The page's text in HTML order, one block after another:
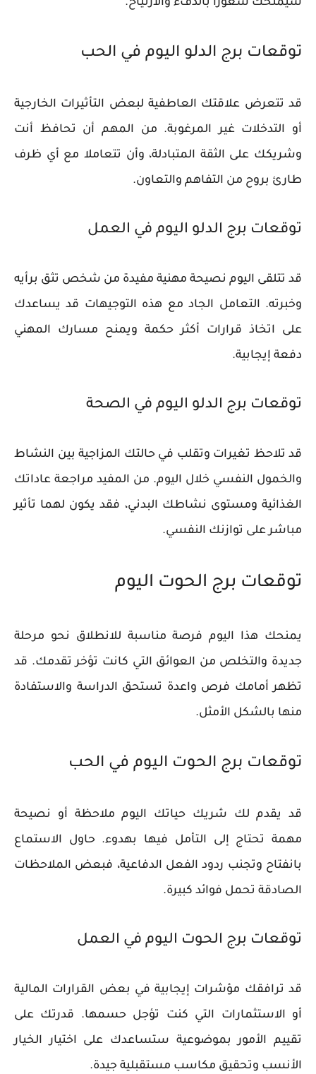
سيمنحك شعورًا بالدفء والارتياح.
توقعات برج الدلو اليوم في الحب
قد تتعرض علاقتك العاطفية لبعض التأثيرات الخارجية
أو التدخلات غير المرغوبة. من المهم أن تحافظ أنت
وشريكك على الثقة المتبادلة، وأن تتعاملا مع أي ظرف
طارئ بروح من التفاهم والتعاون.
توقعات برج الدلو اليوم في العمل
قد تتلقى اليوم نصيحة مهنية مفيدة من شخص تثق برأيه
وخبرته. التعامل الجاد مع هذه التوجيهات قد يساعدك
على اتخاذ قرارات أكثر حكمة ويمنح مسارك المهني
دفعة إيجابية.
توقعات برج الدلو اليوم في الصحة
قد تلاحظ تغيرات وتقلب في حالتك المزاجية بين النشاط
والخمول النفسي خلال اليوم. من المفيد مراجعة عاداتك
الغذائية ومستوى نشاطك البدني، فقد يكون لهما تأثير
مباشر على توازنك النفسي.
توقعات برج الحوت اليوم
يمنحك هذا اليوم فرصة مناسبة للانطلاق نحو مرحلة
جديدة والتخلص من العوائق التي كانت تؤخر تقدمك. قد
تظهر أمامك فرص واعدة تستحق الدراسة والاستفادة
منها بالشكل الأمثل.
توقعات برج الحوت اليوم في الحب
قد يقدم لك شريك حياتك اليوم ملاحظة أو نصيحة
مهمة تحتاج إلى التأمل فيها بهدوء. حاول الاستماع
بانفتاح وتجنب ردود الفعل الدفاعية، فبعض الملاحظات
الصادقة تحمل فوائد كبيرة.
توقعات برج الحوت اليوم في العمل
قد ترافقك مؤشرات إيجابية في بعض القرارات المالية
أو الاستثمارات التي كنت تؤجل حسمها. قدرتك على
تقييم الأمور بموضوعية ستساعدك على اختيار الخيار
الأنسب وتحقيق مكاسب مستقبلية جيدة.